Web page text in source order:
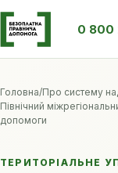
0 800
Головна/Про систему
Північний
допомоги
ТЕРИТОРІАЛЬНЕ